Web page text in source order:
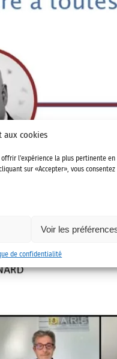
aux cookies
offrir l'expérience la plus pertinente en
sur «Accepter», vous consentez
Voir les
de confidentialité
activer Youtube